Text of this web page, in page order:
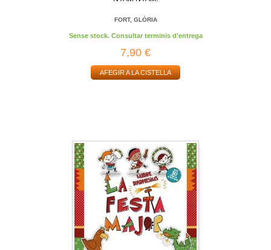
FORT, GLÒRIA
Sense stock. Consultar terminis d'entrega
7,90 €
AFEGIR A LA CISTELLA